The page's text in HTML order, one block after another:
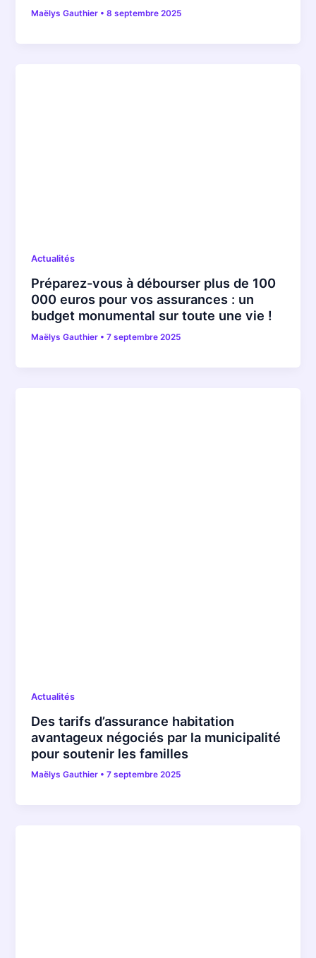
Maëlys Gauthier •8 septembre 2025
Actualités
Préparez-vous à débourser plus de 100
000 euros pour vos assurances : un
budget monumental sur toute une vie !
Maëlys Gauthier •7 septembre 2025
Actualités
Des tarifs d’assurance habitation
avantageux négociés par la municipalité
pour soutenir les familles
Maëlys Gauthier •7 septembre 2025